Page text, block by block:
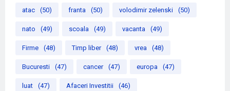
atac (50) franta (50) volodimir zelenski (50)
nato (49) scoala (49) vacanta (49)
Firme (48) Timp liber (48) vrea (48)
Bucuresti (47) cancer (47) europa (47)
luat (47) Afaceri Investitii (46)